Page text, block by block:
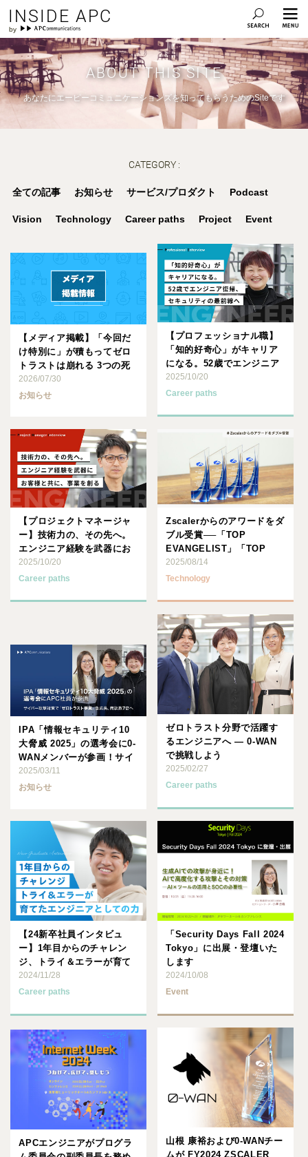
INSIDE APC
ABOUT THIS SITE
あなたにエーピーコミュニケーションズを知ってもらうためのSiteです
CATEGORY :
全ての記事 お知らせ サービス/プロダクト Podcast
Vision Technology Career paths Project Event
【メディア掲載】「今回だ
け特別に」が積もってゼロ
トラストは崩れる 3つの死
角と循環型運用 （Tech･･･
2026/07/30
お知らせ
【プロフェッショナル職】
「知的好奇心」がキャリア
になる。52歳でエンジニア
復帰、セキュリティの最前
線･･･
2025/10/20
Career paths
【プロジェクトマネージャ
ー】技術力の、その先へ。
エンジニア経験を武器にお
客様と共に、事業を創る
2025/10/20
Career paths
Zscalerからのアワードをダ
ブル受賞──「TOP
EVANGELIST」「TOP
SALES E･･･
2025/08/14
Technology
IPA「情報セキュリティ10
大脅威 2025」の選考会に0-
WANメンバーが参画！サイ
バー攻撃対策で･･･
2025/03/11
お知らせ
ゼロトラスト分野で活躍す
るエンジニアへ ― 0-WAN
で挑戦しよう
2025/02/27
Career paths
【24新卒社員インタビュ
ー】1年目からのチャレン
ジ、トライ＆エラーが育て
たエンジニアとしての力
2024/11/28
Career paths
「Security Days Fall 2024
Tokyo」に出展・登壇いた
します
2024/10/08
Event
APCエンジニアがプログラ
山根 康裕および0-WANチー
ムが FY2024 ZSCALER